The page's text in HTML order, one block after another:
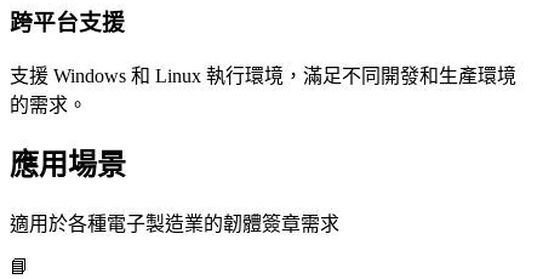
跨平台支援
支援 Windows 和 Linux 執行環境，滿足不同開發和生產環境
的需求。
應用場景
適用於各種電子製造業的韌體簽章需求
📘